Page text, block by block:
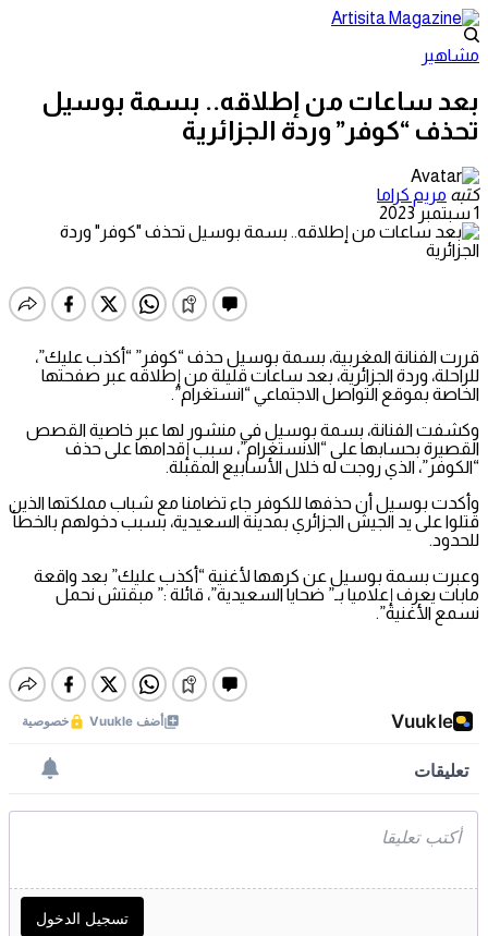
مشاهير
بعد ساعات من إطلاقه.. بسمة بوسيل
تحذف “كوفر” وردة الجزائرية
كتبه مريم كراما
1 سبتمبر 2023
قررت الفنانة المغربية، بسمة بوسيل حذف “كوفر” “أكذب عليك”،
للراحلة، وردة الجزائرية، بعد ساعات قليلة من إطلاقه عبر صفحتها
الخاصة بموقع التواصل الاجتماعي “انستغرام”.
وكشفت الفنانة، بسمة بوسيل في منشور لها عبر خاصية القصص
القصيرة بحسابها على “الانستغرام”، سبب إقدامها على حذف
“الكوفر”، الذي روجت له خلال الأسابيع المقبلة.
وأكدت بوسيل أن حذفها للكوفر جاء تضامنا مع شباب مملكتها الذين
قتلوا على يد الجيش الجزائري بمدينة السعيدية، بسبب دخولهم بالخطأ
للحدود.
وعبرت بسمة بوسيل عن كرهها لأغنية “أكذب عليك” بعد واقعة
مابات يعرف إعلاميا بـ” ضحايا السعيدية”، قائلة :” مبقتش نحمل
نسمع الأغنية”.